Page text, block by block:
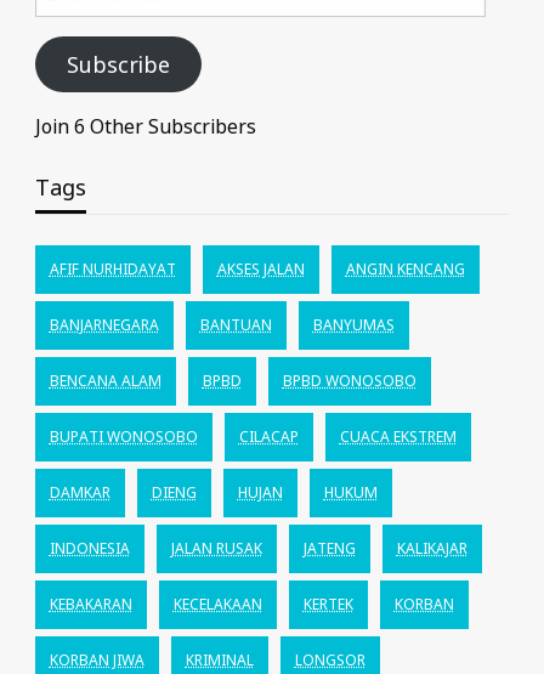
Address
Subscribe
Join 6 Other Subscribers
Tags
AFIF NURHIDAYAT AKSES JALAN ANGIN KENCANG
BANJARNEGARA BANTUAN BANYUMAS
BENCANA ALAM BPBD BPBD WONOSOBO
BUPATI WONOSOBO CILACAP CUACA EKSTREM
DAMKAR DIENG HUJAN HUKUM
INDONESIA JALAN RUSAK JATENG KALIKAJAR
KEBAKARAN KECELAKAAN KERTEK KORBAN
KORBAN JIWA KRIMINAL LONGSOR